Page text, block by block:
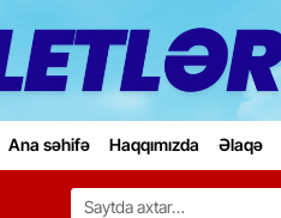
Ana səhifə Haqqımızda Əlaqə
Search…